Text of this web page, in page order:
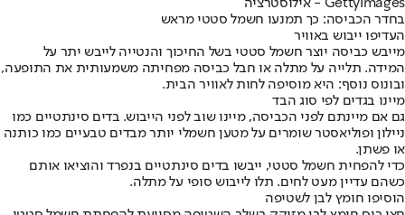
GettyImages - אילוסטרציה
בחדר הכביסה: כך תמנעו חשמל סטטי מראש
העדיפו ייבוש באוויר
מייבש כביסה יוצר חשמל סטטי בשל החיכוך והנטייה לייבש יתר על
המידה. תלייה על מתלה או חבל כביסה מפחיתה משמעותית את התופעה,
ובונוס נוסף: היא מוסיפה לחות לאוויר הבית.
מיינו בגדים לפי סוג הבד
גם אם מיינתם לפני הכביסה, מיינו שוב לפני הייבוש. בדים סינתטיים כמו
ניילון ופוליאסטר שומרים על מטען חשמלי יותר מבדים טבעיים כמו כותנה
או פשתן.
כדי להפחית חשמל סטטי, ייבשו בדים סינתטיים בנפרד והוציאו אותם
כשהם עדיין מעט לחים. תלו לייבוש סופי על מתלה.
הוסיפו חומץ לבן לשטיפה